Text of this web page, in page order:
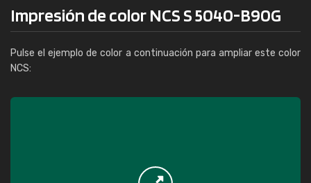
Impresión de color NCS S 5040-B90G
Pulse el ejemplo de color a continuación para ampliar este color
NCS: